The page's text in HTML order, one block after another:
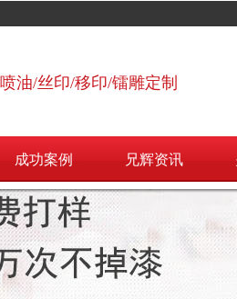
油/丝印/移印/镭雕定制
成功案例 兄辉资讯